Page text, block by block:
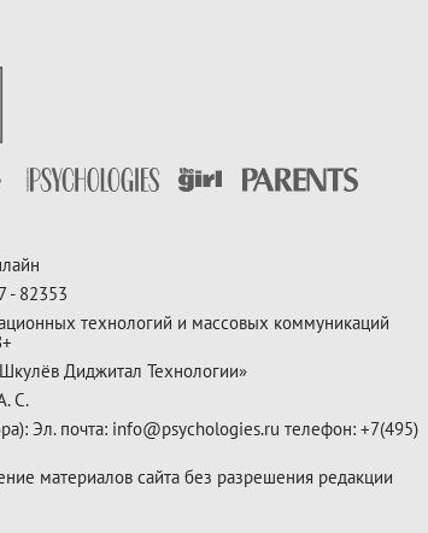
- 82353
технологий и массовых коммуникаций
Диджитал Технологии»
С.
Эл. почта: info@psychologies.ru телефон: +7(495)
материалов сайта без разрешения редакции